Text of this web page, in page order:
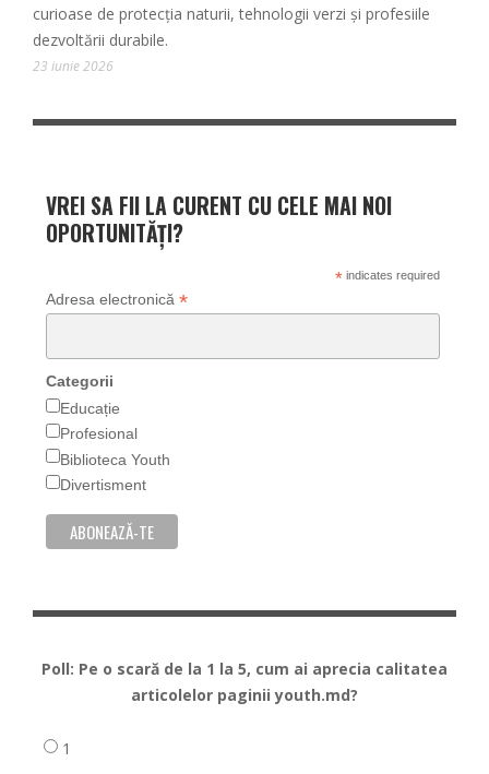
curioase de protecția naturii, tehnologii verzi și profesiile
dezvoltării durabile.
23 iunie 2026
VREI SA FII LA CURENT CU CELE MAI NOI
OPORTUNITĂȚI?
*indicates required
Adresa electronică *
Categorii
Educație
Profesional
Biblioteca Youth
Divertisment
Poll: Pe o scară de la 1 la 5, cum ai aprecia calitatea
articolelor paginii youth.md?
1